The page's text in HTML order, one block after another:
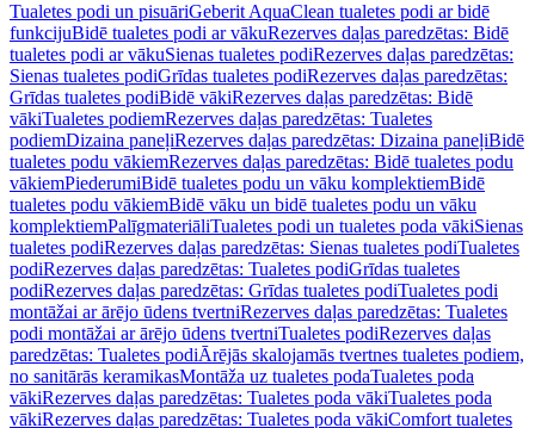
Tualetes podi un pisuāriGeberit AquaClean tualetes podi ar bidē
funkcijuBidē tualetes podi ar vākuRezerves daļas paredzētas: Bidē
tualetes podi ar vākuSienas tualetes podiRezerves daļas paredzētas:
Sienas tualetes podiGrīdas tualetes podiRezerves daļas paredzētas:
Grīdas tualetes podiBidē vākiRezerves daļas paredzētas: Bidē
vākiTualetes podiemRezerves daļas paredzētas: Tualetes
podiemDizaina paneļiRezerves daļas paredzētas: Dizaina paneļiBidē
tualetes podu vākiemRezerves daļas paredzētas: Bidē tualetes podu
vākiemPiederumiBidē tualetes podu un vāku komplektiemBidē
tualetes podu vākiemBidē vāku un bidē tualetes podu un vāku
komplektiemPalīgmateriāliTualetes podi un tualetes poda vākiSienas
tualetes podiRezerves daļas paredzētas: Sienas tualetes podiTualetes
podiRezerves daļas paredzētas: Tualetes podiGrīdas tualetes
podiRezerves daļas paredzētas: Grīdas tualetes podiTualetes podi
montāžai ar ārējo ūdens tvertniRezerves daļas paredzētas: Tualetes
podi montāžai ar ārējo ūdens tvertniTualetes podiRezerves daļas
paredzētas: Tualetes podiĀrējās skalojamās tvertnes tualetes podiem,
no sanitārās keramikasMontāža uz tualetes podaTualetes poda
vākiRezerves daļas paredzētas: Tualetes poda vākiTualetes poda
vākiRezerves daļas paredzētas: Tualetes poda vākiComfort tualetes